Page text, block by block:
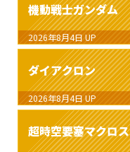
機動戦士ガンダム
2026年8月4日 UP
ダイアクロン
2026年8月4日 UP
超時空要塞マクロス